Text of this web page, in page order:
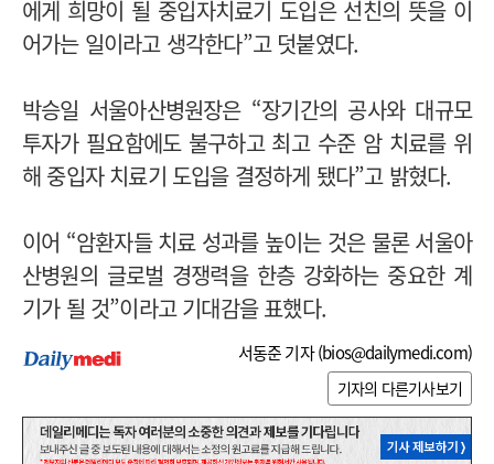
에게 희망이 될 중입자치료기 도입은 선친의 뜻을 이
어가는 일이라고 생각한다”고 덧붙였다.
박승일 서울아산병원장은 “장기간의 공사와 대규모
투자가 필요함에도 불구하고 최고 수준 암 치료를 위
해 중입자 치료기 도입을 결정하게 됐다”고 밝혔다.
이어 “암환자들 치료 성과를 높이는 것은 물론 서울아
산병원의 글로벌 경쟁력을 한층 강화하는 중요한 계
기가 될 것”이라고 기대감을 표했다.
서동준 기자 (bios@dailymedi.com)
기자의 다른기사보기